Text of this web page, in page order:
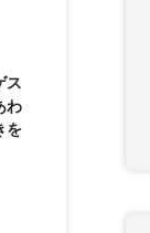
ス
わ
を